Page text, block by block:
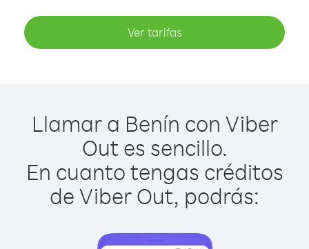
Ver tarifas
Llamar a Benín con Viber
Out es sencillo.
En cuanto tengas créditos
de Viber Out, podrás: